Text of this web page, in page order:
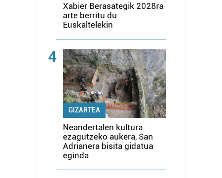
Xabier Berasategik 2028ra
arte berritu du
Euskaltelekin
4
GIZARTEA
Neandertalen kultura
ezagutzeko aukera, San
Adrianera bisita gidatua
eginda